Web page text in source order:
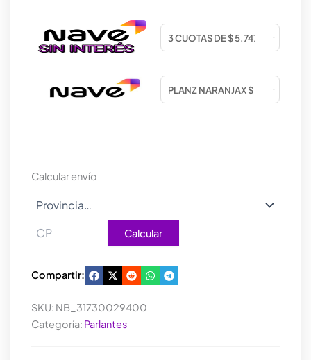
Calcular envío
Calcular
Compartir:
SKU: NB_31730029400
Categoría: Parlantes